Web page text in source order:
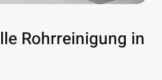
Rohrreinigung in